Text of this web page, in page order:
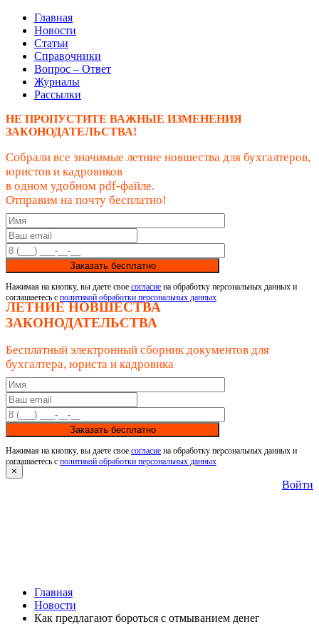
Главная
Новости
Статьи
Справочники
Вопрос – Ответ
Журналы
Рассылки
НЕ ПРОПУСТИТЕ ВАЖНЫЕ ИЗМЕНЕНИЯ
ЗАКОНОДАТЕЛЬСТВА!
Собрали все значимые летние новшества для бухгалтеров,
юристов и кадровиков
в одном удобном pdf-файле.
Отправим на почту бесплатно!
Заказать бесплатно
Нажимая на кнопку, вы даете свое согласие на обработку персональных данных и
соглашаетесь с политикой обработки персональных данных
ЛЕТНИЕ НОВШЕСТВА
ЗАКОНОДАТЕЛЬСТВА
Бесплатный электронный сборник документов для
бухгалтера, юриста и кадровика
Заказать бесплатно
Нажимая на кнопку, вы даете свое согласие на обработку персональных данных и
соглашаетесь с политикой обработки персональных данных
×
Войти
Главная
Новости
Как предлагают бороться с отмыванием денег